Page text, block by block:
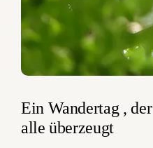
Ein Wandertag , der
alle überzeugt